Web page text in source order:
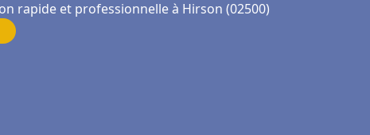
rapide et professionnelle à Hirson (02500)